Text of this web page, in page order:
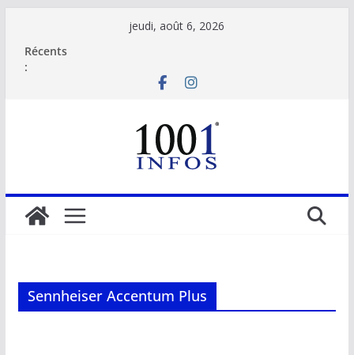
contenu
jeudi, août 6, 2026
Récents
:
Sennheiser Accentum Plus